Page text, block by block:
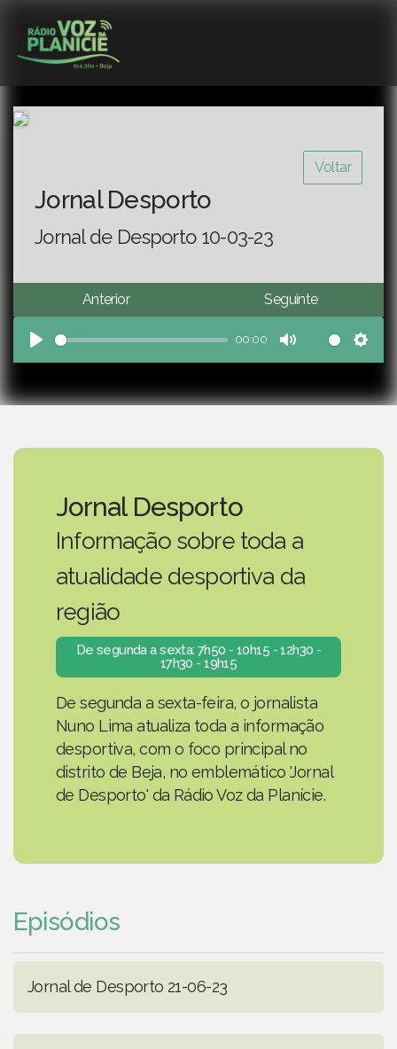
Voltar
Jornal Desporto
Jornal de Desporto 10-03-23
Anterior Seguinte
Play
00:00
Mute
Jornal Desporto
Informação sobre toda a
atualidade desportiva da
região
De segunda a sexta: 7h50 - 10h15 - 12h30 -
17h30 - 19h15
De segunda a sexta-feira, o jornalista
Nuno Lima atualiza toda a informação
desportiva, com o foco principal no
distrito de Beja, no emblemático 'Jornal
de Desporto' da Rádio Voz da Planície.
Episódios
Jornal de Desporto 21-06-23